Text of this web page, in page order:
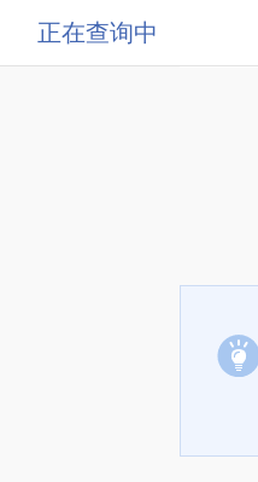
正在查询中